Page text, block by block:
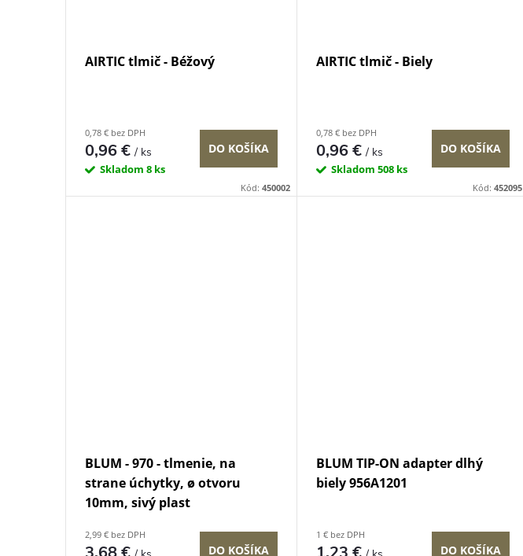
AIRTIC tlmič - Béžový
0,78 € bez DPH
0,96 €/ ks
Skladom 8 ks
DO KOŠÍKA
Kód:450002
AIRTIC tlmič - Biely
0,78 € bez DPH
0,96 €/ ks
Skladom508 ks
DO KOŠÍKA
Kód: 452095
BLUM - 970 - tlmenie, na
strane úchytky, ø otvoru
10mm, sivý plast
2,99 € bez DPH
DO KOŠÍKA
BLUM TIP-ON adapter dlhý
biely 956A1201
1 € bez DPH
DO KOŠÍKA